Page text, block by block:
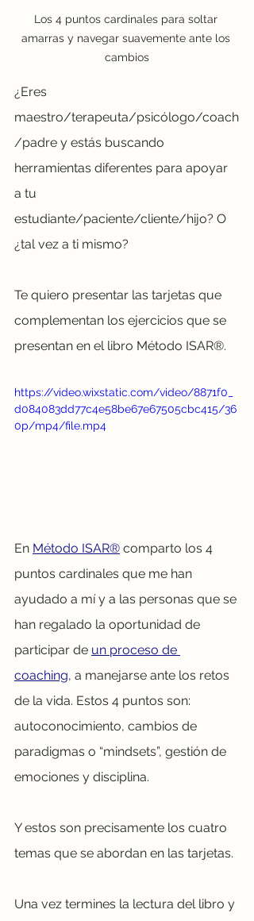
Los 4 puntos cardinales para soltar
amarras y navegar suavemente ante los
cambios
¿Eres
maestro/terapeuta/psicólogo/coach
/padre y estás buscando
herramientas diferentes para apoyar
a tu
estudiante/paciente/cliente/hijo? O
¿tal vez a ti mismo?
Te quiero presentar las tarjetas que
complementan los ejercicios que se
presentan en el libro Método ISAR®.
https://video.wixstatic.com/video/8871f0_
d084083dd77c4e58be67e67505cbc415/36
0p/mp4/file.mp4
En Método ISAR® comparto los 4
puntos cardinales que me han
ayudado a mí y a las personas que se
han regalado la oportunidad de
participar de un proceso de
coaching, a manejarse ante los retos
de la vida. Estos 4 puntos son:
autoconocimiento, cambios de
paradigmas o “mindsets”, gestión de
emociones y disciplina.
Y estos son precisamente los cuatro
temas que se abordan en las tarjetas.
Una vez termines la lectura del libro y